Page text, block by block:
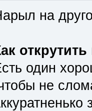
на
один
не